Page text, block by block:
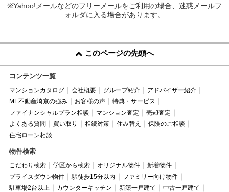
※Yahoo!メールなどのフリーメールをご利用の場合、迷惑メールフ
ォルダに入る場合があります。
このページの先頭へ
コンテンツ一覧
マンションカタログ 会社概要 グループ紹介
アドバイザー紹介
ME不動産埼京の強み
お客様の声
特典・サービス
ファイナンシャルプラン相談
マンション査定
売却査定
よくある質問
買い取り 相続対策 住み替え
保険のご相談
住宅ローン相談
物件検索
こだわり検索 学区から検索 オリジナル物件
新着物件
プライスダウン物件
駅徒歩15分以内
ファミリー向け物件
駐車場2台以上
カウンターキッチン 新築一戸建て
中古一戸建て